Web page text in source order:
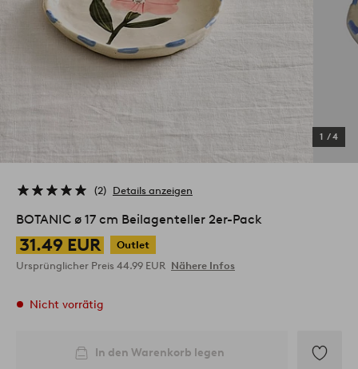
1 /4
2 Details anzeigen
BOTANIC ø 17 cm Beilagenteller 2er-Pack
31.49 EUR
Outlet
Ursprünglicher Preis 44.99 EUR Nähere Infos
Nicht vorrätig
In den Warenkorb legen